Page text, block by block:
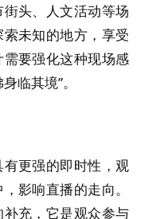
头、人文活动等场
未知的地方，享受
要强化这种现场感
临其境”。
更强的即时性，观
影响直播的走向。
充，它是观众参与